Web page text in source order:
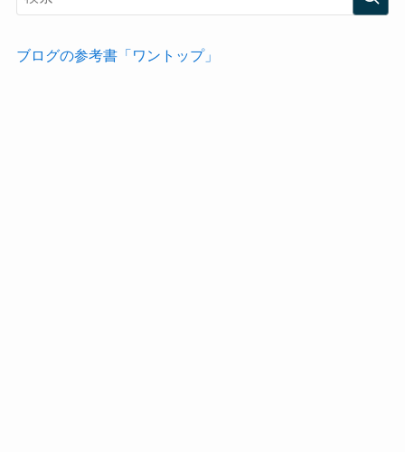
ブログの参考書「ワントップ」